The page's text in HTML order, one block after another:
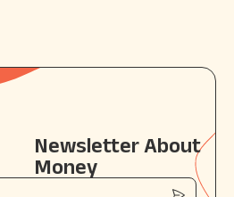
Newsletter About
Money